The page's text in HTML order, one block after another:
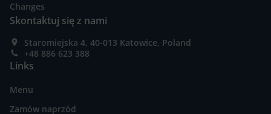
Changes
Skontaktuj się z nami
Staromiejska 4, 40-013 Katowice, Poland
+48 886 623 388
Links
Menu
Zamów naprzód